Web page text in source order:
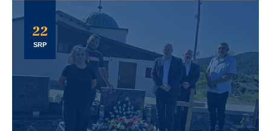
22
SRP